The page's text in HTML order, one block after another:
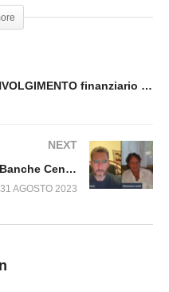
BRICS. Uno SCONVOLGIMENTO finanziario MONDIALE. Con Andrea Cecchi e Andrea Sirtori Fuori dal Virus n.696.SP
NEXT
Brics, Politica Monetaria, Oro e Banche Centrali Fuori dal Virus n.709.SP
31 AGOSTO 2023